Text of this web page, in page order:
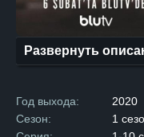
Развернуть
Год выхода:
2020
Сезон:
1